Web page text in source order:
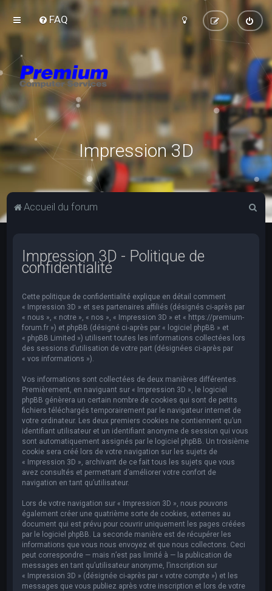
FAQ
Impression 3D
Accueil du forum
Impression 3D - Politique de
confidentialité
Cette politique de confidentialité explique en détail comment
« Impression 3D » et ses partenaires affiliés (désignés ci-après par
« nous », « notre », « nos », « Impression 3D » et « https://premium-
forum.fr ») et phpBB (désigné ci-après par « logiciel phpBB » et
« phpBB Limited ») utilisent toutes les informations collectées lors
des sessions d’utilisation de votre part (désignées ci-après par
« vos informations »).
Vos informations sont collectées de deux manières différentes.
Premièrement, en naviguant sur « Impression 3D », le logiciel
phpBB génèrera un certain nombre de cookies qui sont de petits
fichiers téléchargés temporairement par le navigateur internet de
votre ordinateur. Les deux premiers cookies ne contiennent qu’un
identifiant utilisateur et un identifiant anonyme de session qui vous
sont automatiquement assignés par le logiciel phpBB. Un troisième
cookie sera créé lors de votre navigation sur les sujets de
« Impression 3D », archivant de ce fait tous les sujets que vous
avez consultés et permettant d’améliorer votre confort de
navigation en tant qu’utilisateur.
Lors de votre navigation sur « Impression 3D », nous pouvons
également créer une quatrième sorte de cookies, externes au
document qui est prévu pour couvrir uniquement les pages créées
par le logiciel phpBB. La seconde manière est de récupérer les
informations que vous nous envoyez et que nous collectons. Ceci
peut correspondre — mais n’est pas limité à — la publication de
messages en tant qu’utilisateur anonyme, l’inscription sur
« Impression 3D » (désignée ci-après par « votre compte ») et les
messages que vous publiez après votre inscription et lors de votre